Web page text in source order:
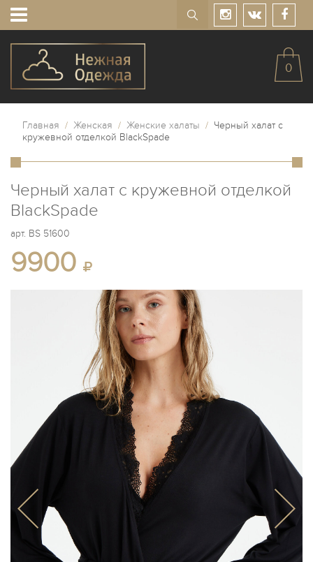
0
Главная / Женская / Женские халаты / Черный халат с
кружевной отделкой BlackSpade
Черный халат с кружевной отделкой
BlackSpade
арт. BS 51600
9900